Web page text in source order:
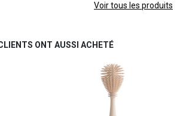
Voir tous les produits
ONT AUSSI ACHETÉ